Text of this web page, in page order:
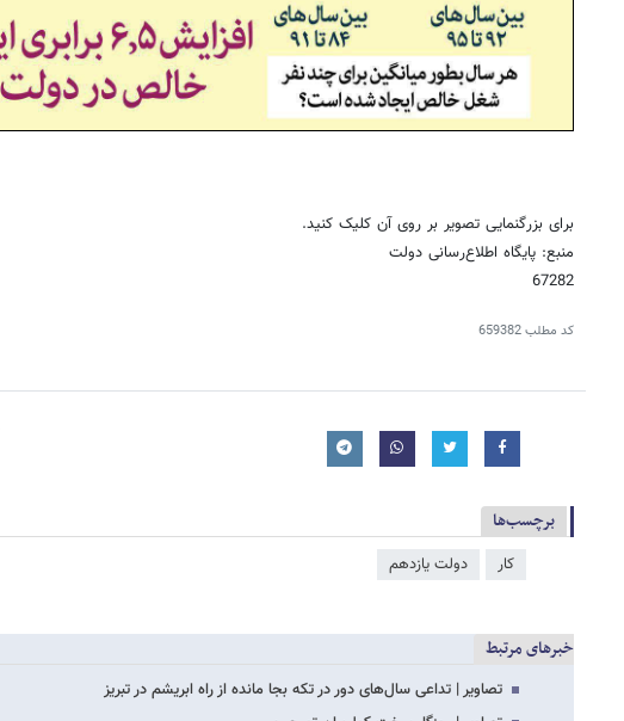
برای بزرگنمایی تصویر بر روی آن کلیک کنید.
منبع: پایگاه اطلاع‌رسانی دولت
67282
کد مطلب659382
برچسب‌ها
کار دولت یازدهم
خبرهای مرتبط
تصاویر | تداعی سال‌های دور در تکه بجا مانده از راه ابریشم در تبریز